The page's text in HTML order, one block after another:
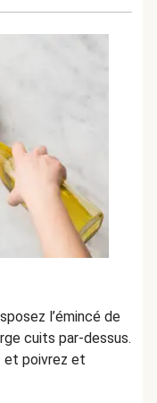
l’émincé de
cuits par-dessus.
et poivrez et